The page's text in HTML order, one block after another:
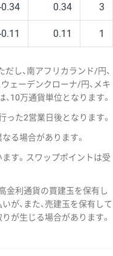
0.34 0.34 3
0.11 1
し、南アフリカランド/円、
ェーデンクローナ/円、メキ
10万通貨単位となります。
った2営業日後となります。
る場合があります。
す。スワップポイントは受
金利通貨の買建玉を保有し
が、また、売建玉を保有して
が生じる場合があります。